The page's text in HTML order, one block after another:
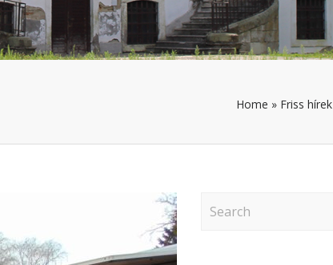
Home » Friss hírek